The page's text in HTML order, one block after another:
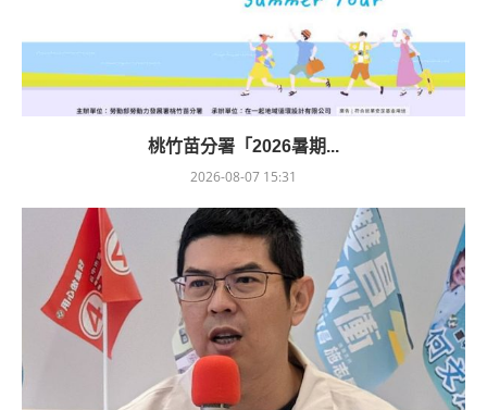
桃竹苗分署「2026暑期...
2026-08-07 15:31